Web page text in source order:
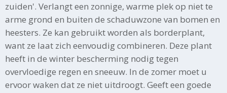
zuiden'. Verlangt een zonnige, warme plek op niet te
arme grond en buiten de schaduwzone van bomen en
heesters. Ze kan gebruikt worden als borderplant,
want ze laat zich eenvoudig combineren. Deze plant
heeft in de winter bescherming nodig tegen
overvloedige regen en sneeuw. In de zomer moet u
ervoor waken dat ze niet uitdroogt. Geeft een goede